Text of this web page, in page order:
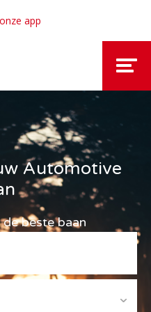
app
Automotive
de beste baan